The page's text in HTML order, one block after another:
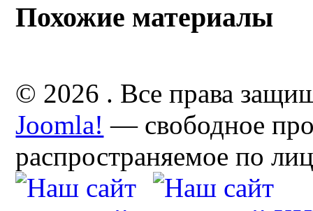
Похожие материалы
© 2026 . Все права
Joomla! — свободное
распространяемое по